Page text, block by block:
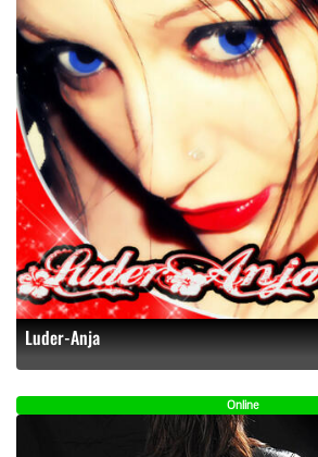
Luder-Anja
Online